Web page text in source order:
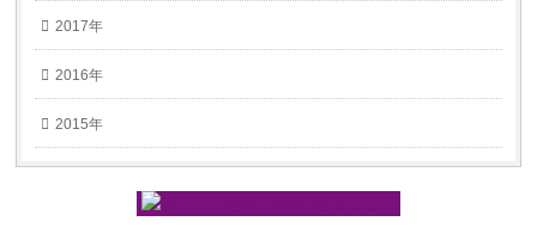
2017年
2016年
2015年